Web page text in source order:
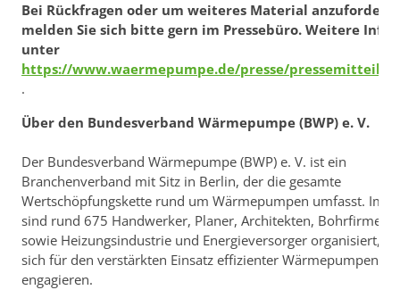
Bei Rückfragen oder um weiteres Material anzufordern,
melden Sie sich bitte gern im Pressebüro. Weitere Infos
unter
https://www.waermepumpe.de/presse/
.
Über den Bundesverband Wärmepumpe (BWP) e. V.
Der Bundesverband Wärmepumpe (BWP) e. V. ist ein
Branchenverband mit Sitz in Berlin, der die gesamte
Wertschöpfungskette rund um Wärmepumpen umfasst. Im
sind rund 675 Handwerker, Planer, Architekten, Bohrfirmen
sowie Heizungsindustrie und Energieversorger organisiert,
sich für den verstärkten Einsatz effizienter Wärmepumpen
engagieren.